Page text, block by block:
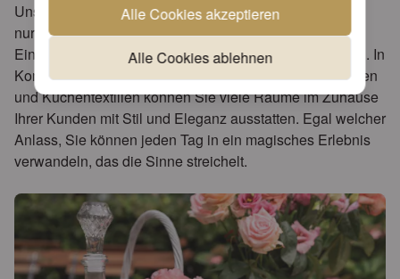
Alle Cookies akzeptieren
Alle Cookies ablehnen
Unsere „Peonies composition“-Servietten sind mehr als
nur ein Taschentuch für Hand und Mund; Sie sind eine
Einladung, die Schönheit des Augenblicks zu genießen. In
Kombination mit wunderschönen Kissenbezügen, Kerzen
und Küchentextilien können Sie viele Räume im Zuhause
Ihrer Kunden mit Stil und Eleganz ausstatten. Egal welcher
Anlass, Sie können jeden Tag in ein magisches Erlebnis
verwandeln, das die Sinne streichelt.